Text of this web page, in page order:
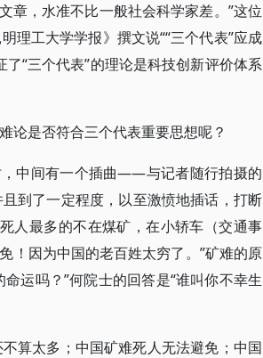
章，水准不比一般社会科学家差。”这位
理工大学学报》撰文说““三个代表”应成
“三个代表”的理论是科技创新评价体系
论是否符合三个代表重要思想呢？
，中间有一个插曲——与记者随行拍摄的
到了一定程度，以至激愤地插话，打断
人最多的不在煤矿，在小轿车（交通事
！因为中国的老百姓太穷了。”矿难的原
运吗？”何院士的回答是“谁叫你不幸生
算太多；中国矿难死人无法避免；中国